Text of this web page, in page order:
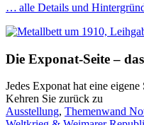
… alle Details und
Die Exponat-Seite –
Jedes Exponat hat eine eigene
Kehren Sie zurück zu
Ausstellung, Themenwand